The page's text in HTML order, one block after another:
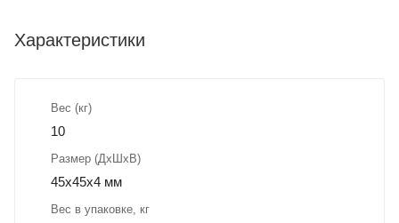
Характеристики
Вес (кг)
10
Размер (ДхШхВ)
45х45х4 мм
Вес в упаковке, кг